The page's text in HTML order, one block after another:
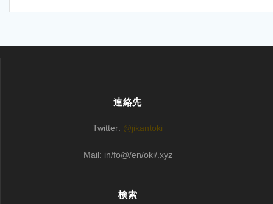
連絡先
Twitter: @jikantoki
Mail: in/fo@/en/oki/.xyz
検索